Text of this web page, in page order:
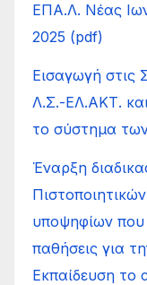
ΕΠΑ.Λ. Νέας
2025 (pdf)
Εισαγωγή στις
Λ.Σ.-ΕΛ.ΑΚΤ.
το σύστημα
Έναρξη
υποψηφίων
παθήσεις για
Εκπαίδευση το